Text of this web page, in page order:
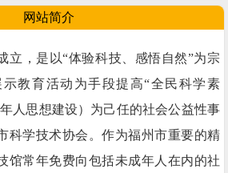
网站简介
立，是以“体验科技、感悟自然”为宗
教育活动为手段提高“全民科学素
人思想建设）为己任的社会公益性事
科学技术协会。作为福州市重要的精
馆常年免费向包括未成年人在内的社